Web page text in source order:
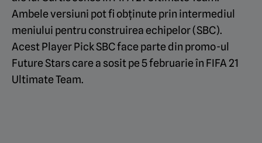
Ambele versiuni pot fi obținute prin intermediul
meniului pentru construirea echipelor (SBC).
Acest Player Pick SBC face parte din promo-ul
Future Stars care a sosit pe 5 februarie în FIFA 21
Ultimate Team.